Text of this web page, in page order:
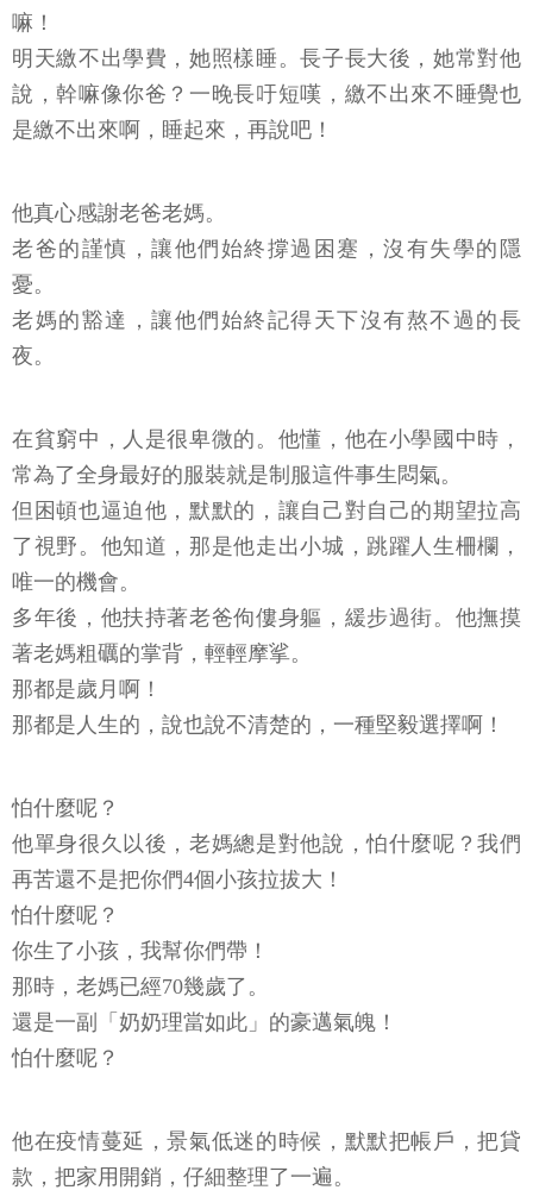
嘛！
明天繳不出學費，她照樣睡。長子長大後，她常對他
說，幹嘛像你爸？一晚長吁短嘆，繳不出來不睡覺也
是繳不出來啊，睡起來，再說吧！
他真心感謝老爸老媽。
老爸的謹慎，讓他們始終撐過困蹇，沒有失學的隱
憂。
老媽的豁達，讓他們始終記得天下沒有熬不過的長
夜。
在貧窮中，人是很卑微的。他懂，他在小學國中時，
常為了全身最好的服裝就是制服這件事生悶氣。
但困頓也逼迫他，默默的，讓自己對自己的期望拉高
了視野。他知道，那是他走出小城，跳躍人生柵欄，
唯一的機會。
多年後，他扶持著老爸佝僂身軀，緩步過街。他撫摸
著老媽粗礪的掌背，輕輕摩挲。
那都是歲月啊！
那都是人生的，說也說不清楚的，一種堅毅選擇啊！
怕什麼呢？
他單身很久以後，老媽總是對他說，怕什麼呢？我們
再苦還不是把你們4個小孩拉拔大！
怕什麼呢？
你生了小孩，我幫你們帶！
那時，老媽已經70幾歲了。
還是一副「奶奶理當如此」的豪邁氣魄！
怕什麼呢？
他在疫情蔓延，景氣低迷的時候，默默把帳戶，把貸
款，把家用開銷，仔細整理了一遍。